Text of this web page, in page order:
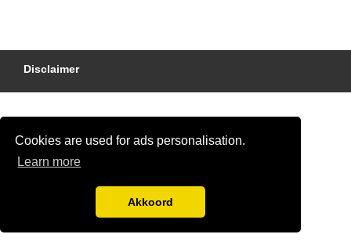
Cookies are used for ads personalisation.
Learn more
Akkoord
Disclaimer